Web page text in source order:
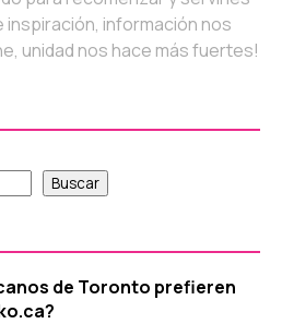
inspiración, información nos
unidad nos hace más fuertes!
Buscar
de Toronto prefieren